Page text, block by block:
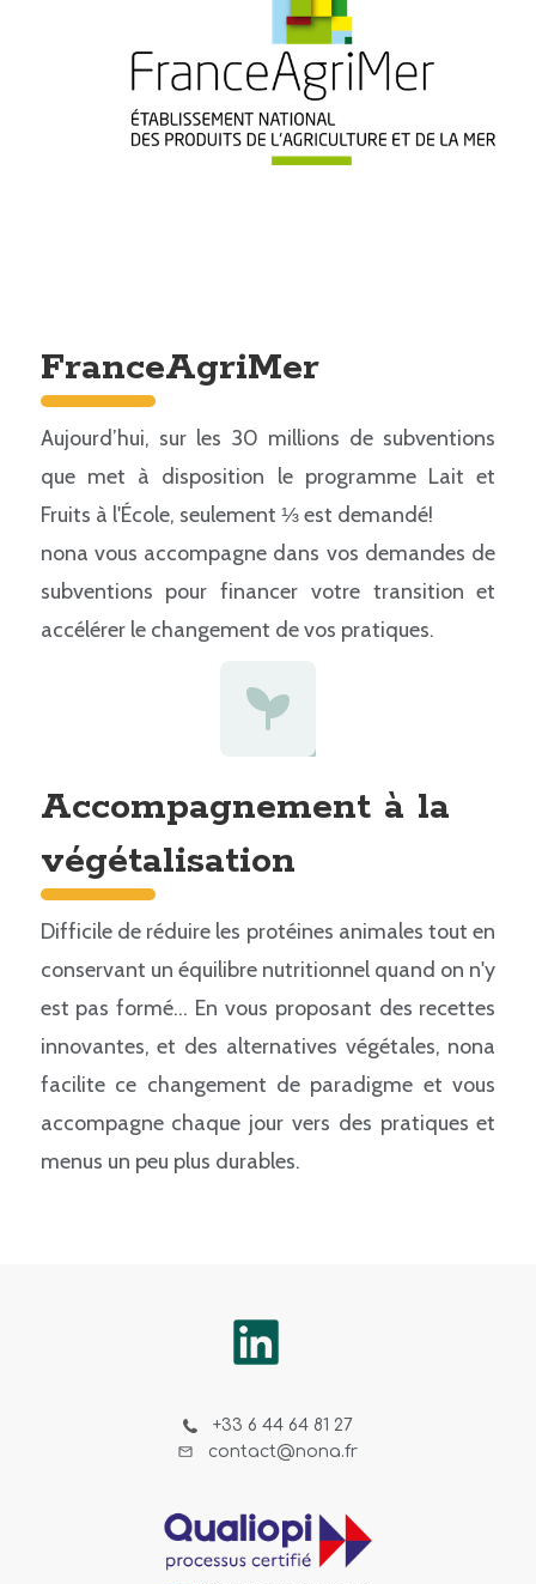
FranceAgriMer
Aujourd’hui, sur les 30 millions de subventions
que met à disposition le programme Lait et
Fruits à l'École, seulement ⅓ est demandé!
nona vous accompagne dans vos demandes de
subventions pour financer votre transition et
accélérer le changement de vos pratiques.
Accompagnement à la
végétalisation
Difficile de réduire les protéines animales tout en
conservant un équilibre nutritionnel quand on n'y
est pas formé... En vous proposant des recettes
innovantes, et des alternatives végétales, nona
facilite ce changement de paradigme et vous
accompagne chaque jour vers des pratiques et
menus un peu plus durables.
+33 6 44 64 81 27
contact@nona.fr